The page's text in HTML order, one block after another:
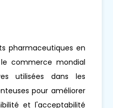
pharmaceutiques en
commerce mondial
utilisées dans les
pour améliorer
et l'acceptabilité